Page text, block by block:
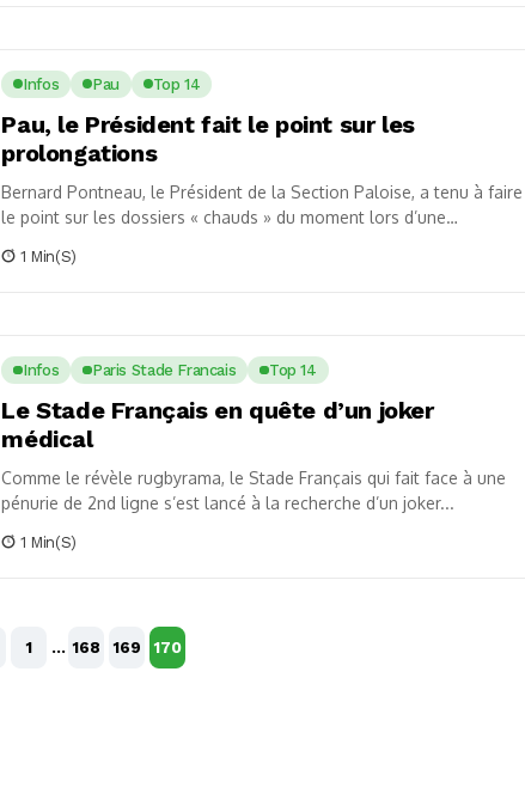
Infos Pau Top 14
Pau, le Président fait le point sur les
prolongations
Bernard Pontneau, le Président de la Section Paloise, a tenu à faire
le point sur les dossiers « chauds » du moment lors d’une
1 Min(s)
Infos Paris Stade Francais Top 14
Le Stade Français en quête d’un joker
médical
Comme le révèle rugbyrama, le Stade Français qui fait face à une
pénurie de 2nd ligne s’est lancé à la recherche d’un joker...
1 Min(s)
1 … 168 169 170